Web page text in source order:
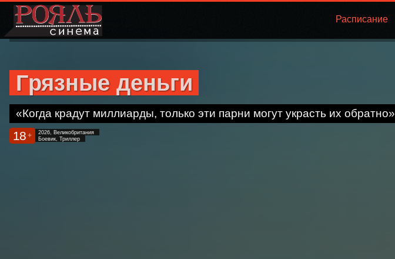
Расписание
Грязные деньги
«Когда крадут миллиарды, только эти парни могут украсть их обратно»
18 +
2026, Великобритания
Боевик, Триллер